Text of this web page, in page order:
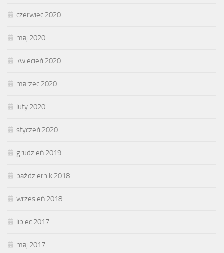
czerwiec 2020
maj 2020
kwiecień 2020
marzec 2020
luty 2020
styczeń 2020
grudzień 2019
październik 2018
wrzesień 2018
lipiec 2017
maj 2017